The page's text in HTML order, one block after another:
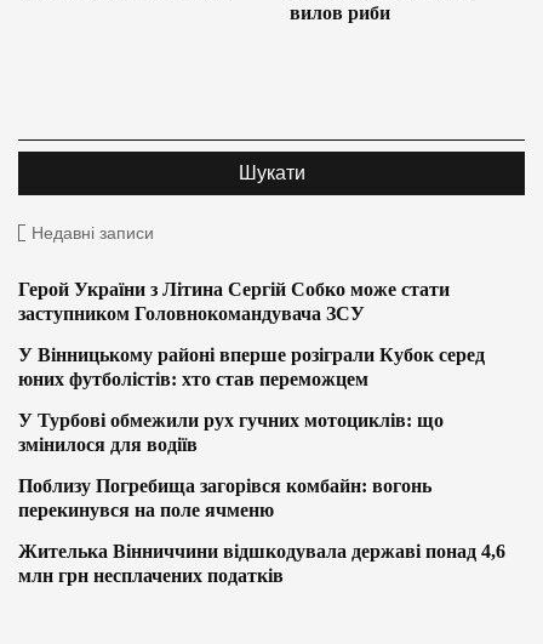
вилов риби
Недавні записи
Герой України з Літина Сергій Собко може стати
заступником Головнокомандувача ЗСУ
У Вінницькому районі вперше розіграли Кубок серед
юних футболістів: хто став переможцем
У Турбові обмежили рух гучних мотоциклів: що
змінилося для водіїв
Поблизу Погребища загорівся комбайн: вогонь
перекинувся на поле ячменю
Жителька Вінниччини відшкодувала державі понад 4,6
млн грн несплачених податків